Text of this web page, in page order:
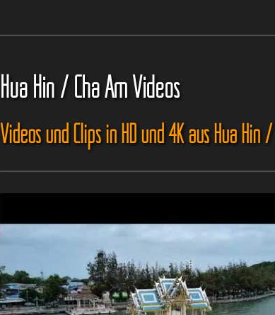
Hua Hin / Cha Am Videos
Videos und Clips in HD und 4K aus Hua Hin